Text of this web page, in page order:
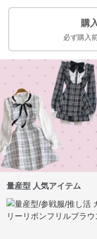
購
必ず購入
量産型 人気アイテム